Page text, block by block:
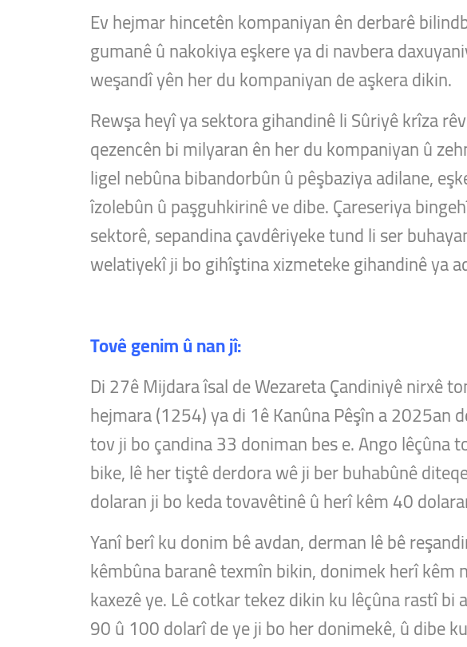
Ev hejmar hincetên kompaniyan ên derbarê
gumanê û nakokiya eşkere ya di navbera
weşandî yên her du kompaniyan de aşkera dikin.
Rewşa heyî ya sektora gihandinê li Sûriyê krîza
qezencên bi milyaran ên her du kompaniyan û
ligel nebûna bibandorbûn û pêşbaziya adilane,
îzolebûn û paşguhkirinê ve dibe. Çareseriya
sektorê, sepandina çavdêriyeke tund li ser
welatiyekî ji bo gihîştina xizmeteke gihandinê ya
Tovê genim û nan jî:
Di 27ê Mijdara îsal de Wezareta Çandiniyê nirxê
hejmara (1254) ya di 1ê Kanûna Pêşîn a 2025an
tov ji bo çandina 33 doniman bes e. Ango lêçûna
bike, lê her tiştê derdora wê ji ber buhabûnê
dolaran ji bo keda tovavêtinê û herî kêm 40
Yanî berî ku donim bê avdan, derman lê bê
kêmbûna baranê texmîn bikin, donimek herî kêm
kaxezê ye. Lê cotkar tekez dikin ku lêçûna rastî
90 û 100 dolarî de ye ji bo her donimekê, û dibe